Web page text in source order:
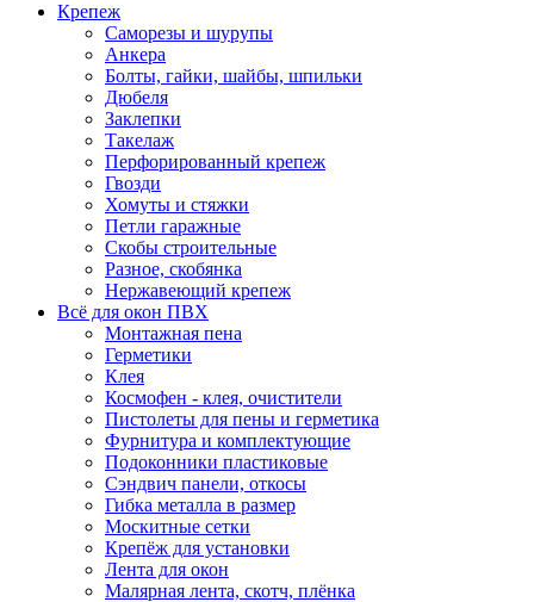
Крепеж
Саморезы и шурупы
Анкера
Болты, гайки, шайбы, шпильки
Дюбеля
Заклепки
Такелаж
Перфорированный крепеж
Гвозди
Хомуты и стяжки
Петли гаражные
Скобы строительные
Разное, скобянка
Нержавеющий крепеж
Всё для окон ПВХ
Монтажная пена
Герметики
Клея
Космофен - клея, очистители
Пистолеты для пены и герметика
Фурнитура и комплектующие
Подоконники пластиковые
Сэндвич панели, откосы
Гибка металла в размер
Москитные сетки
Крепёж для установки
Лента для окон
Малярная лента, скотч, плёнка